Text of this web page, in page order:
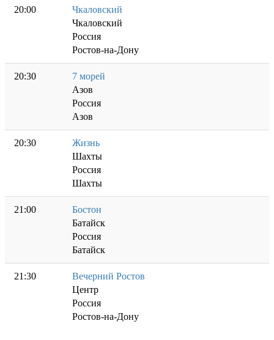
20:00
Чкаловский
Чкаловский
Россия
Ростов-на-Дону
20:30
7 морей
Азов
Россия
Азов
20:30
Жизнь
Шахты
Россия
Шахты
21:00
Бостон
Батайск
Россия
Батайск
21:30
Вечерний Ростов
Центр
Россия
Ростов-на-Дону